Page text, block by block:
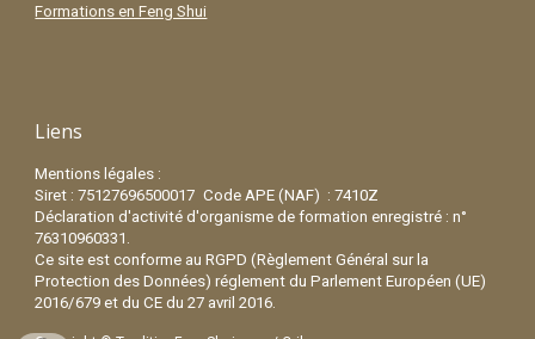
Formations en Feng Shui
Liens
Mentions légales :
Siret : 75127696500017 Code APE (NAF) : 7410Z
Déclaration d'activité d'organisme de formationenregistré : n°
76310960331.
Ce site est conforme au RGPD (Règlement Général sur la
Protection des Données)réglement du Parlement Européen (UE)
2016/679 et duCE du 27 avril 2016.